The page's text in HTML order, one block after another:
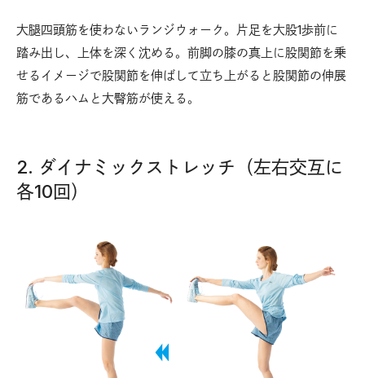
大腿四頭筋を使わないランジウォーク。片足を大股1歩前に
踏み出し、上体を深く沈める。前脚の膝の真上に股関節を乗
せるイメージで股関節を伸ばして立ち上がると股関節の伸展
筋であるハムと大臀筋が使える。
2. ダイナミックストレッチ（左右交互に
各10回）